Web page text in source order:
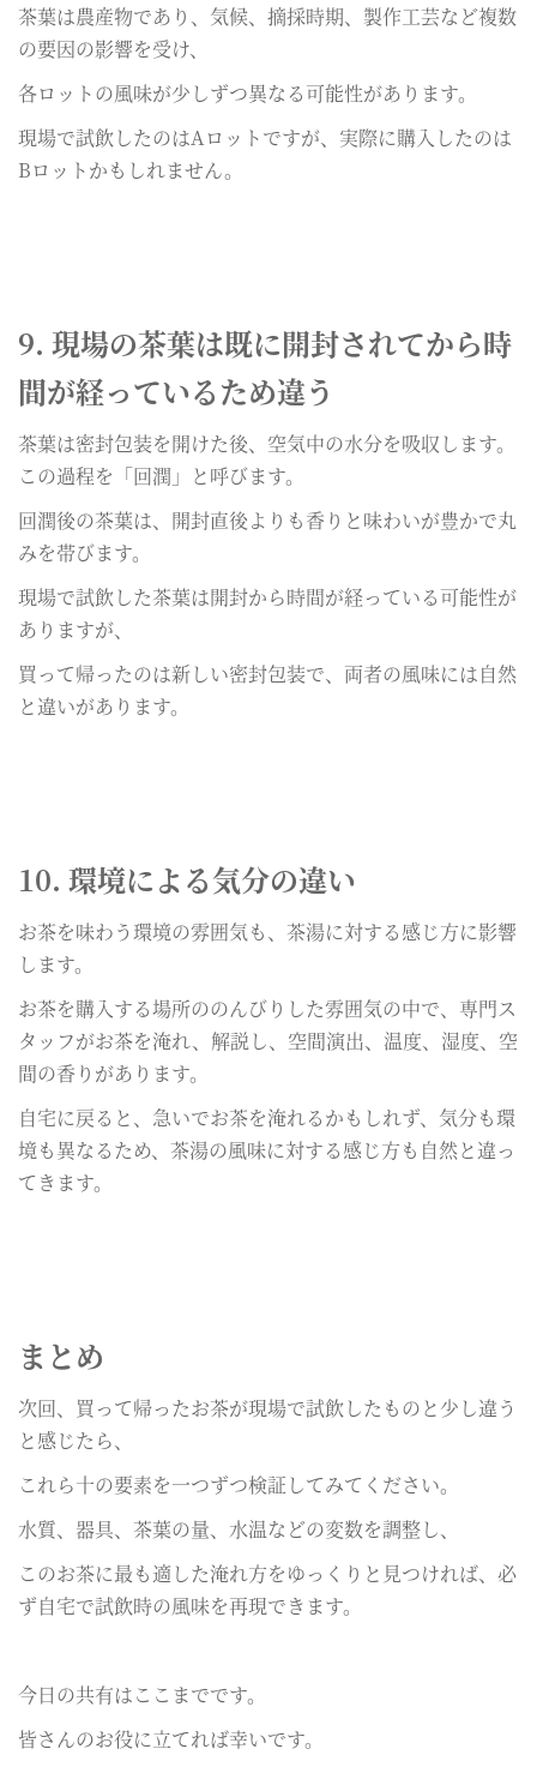
茶葉は農産物であり、気候、摘採時期、製作工芸など複数
の要因の影響を受け、
各ロットの風味が少しずつ異なる可能性があります。
現場で試飲したのはAロットですが、実際に購入したのは
Bロットかもしれません。
9. 現場の茶葉は既に開封されてから時
間が経っているため違う
茶葉は密封包装を開けた後、空気中の水分を吸収します。
この過程を「回潤」と呼びます。
回潤後の茶葉は、開封直後よりも香りと味わいが豊かで丸
みを帯びます。
現場で試飲した茶葉は開封から時間が経っている可能性が
ありますが、
買って帰ったのは新しい密封包装で、両者の風味には自然
と違いがあります。
10. 環境による気分の違い
お茶を味わう環境の雰囲気も、茶湯に対する感じ方に影響
します。
お茶を購入する場所ののんびりした雰囲気の中で、専門ス
タッフがお茶を淹れ、解説し、空間演出、温度、湿度、空
間の香りがあります。
自宅に戻ると、急いでお茶を淹れるかもしれず、気分も環
境も異なるため、茶湯の風味に対する感じ方も自然と違っ
てきます。
まとめ
次回、買って帰ったお茶が現場で試飲したものと少し違う
と感じたら、
これら十の要素を一つずつ検証してみてください。
水質、器具、茶葉の量、水温などの変数を調整し、
このお茶に最も適した淹れ方をゆっくりと見つければ、必
ず自宅で試飲時の風味を再現できます。
今日の共有はここまでです。
皆さんのお役に立てれば幸いです。